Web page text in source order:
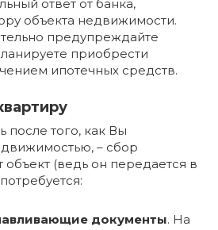
ответ от банка,
объекта недвижимости.
предупреждайте
приобрести
ипотечных средств.
после того, как Вы
– сбор
объект (ведь он передается в
документы. На